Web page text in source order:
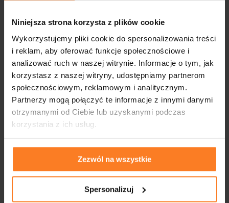
Niniejsza strona korzysta z plików cookie
Wykorzystujemy pliki cookie do spersonalizowania treści
i reklam, aby oferować funkcje społecznościowe i
analizować ruch w naszej witrynie. Informacje o tym, jak
korzystasz z naszej witryny, udostępniamy partnerom
społecznościowym, reklamowym i analitycznym.
Partnerzy mogą połączyć te informacje z innymi danymi
otrzymanymi od Ciebie lub uzyskanymi podczas
korzystania z ich usług.
Zezwól na wszystkie
Spersonalizuj